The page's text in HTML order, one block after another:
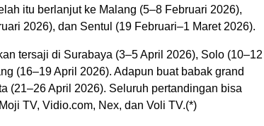
itu berlanjut ke Malang (5–8 Februari 2026),
2026), dan Sentul (19 Februari–1 Maret 2026).
tersaji di Surabaya (3–5 April 2026), Solo (10–12
(16–19 April 2026). Adapun buat babak grand
(21–26 April 2026). Seluruh pertandingan bisa
TV, Vidio.com, Nex, dan Voli TV.(*)